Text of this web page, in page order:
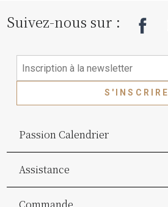
Suivez-nous sur :
S'INSCRIRE
Passion Calendrier
Assistance